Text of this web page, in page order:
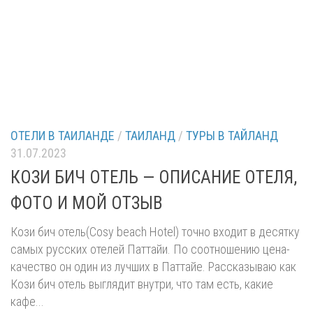
ОТЕЛИ В ТАИЛАНДЕ / ТАИЛАНД / ТУРЫ В ТАЙЛАНД
31.07.2023
КОЗИ БИЧ ОТЕЛЬ — ОПИСАНИЕ ОТЕЛЯ,
ФОТО И МОЙ ОТЗЫВ
Кози бич отель(Cosy beach Hotel) точно входит в десятку
самых русских отелей Паттайи. По соотношению цена-
качество он один из лучших в Паттайе. Рассказываю как
Кози бич отель выглядит внутри, что там есть, какие
кафе...